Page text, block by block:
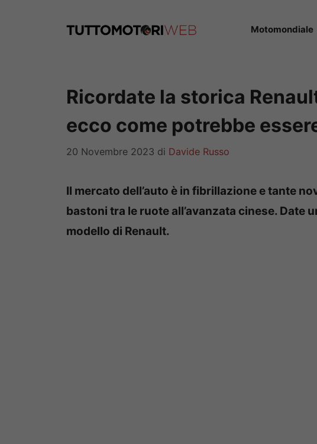
Motomondiale
Ricordate la storica
ecco come potrebbe
20 Novembre 2023 di Davide Russo
Il mercato dell’auto è in fibrillazione e tante
bastoni tra le ruote all’avanzata cinese. Date
modello di Renault.